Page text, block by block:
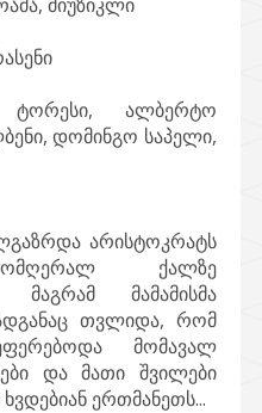
ალბერტო
დომინგო საპელი,
არისტოკრატს
ქალზე
მამამისმა
თვლიდა, რომ
მომავალ
და მათი შვილები
ერთმანეთს...